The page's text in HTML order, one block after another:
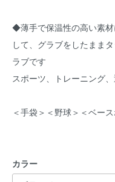
◆薄手で保温性の高い素
して、グラブをしたまま
ラブです
スポーツ、トレーニング
＜手袋＞＜野球＞＜ベー
カラー